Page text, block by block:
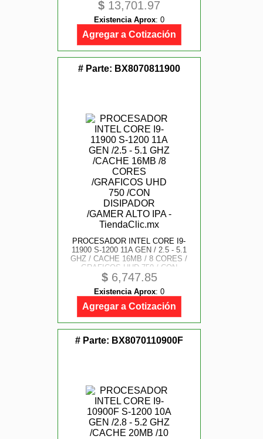
DISIPADOR / GAMER ALTO IPA
$ 13,701.97
Existencia Aprox: 0
Agregar a Cotización
# Parte: BX8070811900
PROCESADOR INTEL CORE I9-
11900 S-1200 11A GEN / 2.5 - 5.1
GHZ / CACHE 16MB / 8 CORES /
GRAFICOS UHD 750 / CON
DISIPADOR / GAMER ALTO IPA
$6,747.85
Existencia Aprox: 0
Agregar a Cotización
# Parte: BX8070110900F